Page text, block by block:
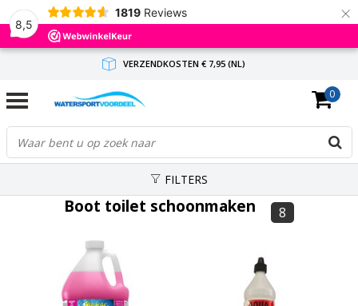
8,5
1819 Reviews ×
VERZENDKOSTEN € 7,95 (NL)
GRATIS VERZENDING(NL) VANAF € 65,-
BINNEN 1-3 WERKDAGEN ANTWOORD
0
FILTERS
Boot toilet schoonmaken 8